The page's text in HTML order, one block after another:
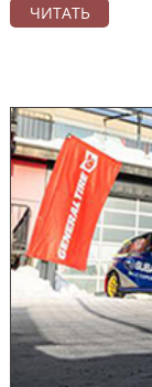
ЧИТАТЬ